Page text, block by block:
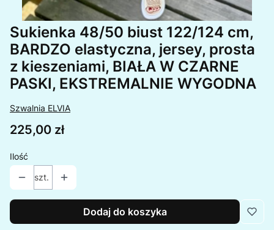
Sukienka 48/50 biust 122/124 cm,
BARDZO elastyczna, jersey, prosta
z kieszeniami, BIAŁA W CZARNE
PASKI, EKSTREMALNIE WYGODNA
Szwalnia ELVIA
Cena
225,00 zł
Ilość
szt.
Dodaj do koszyka